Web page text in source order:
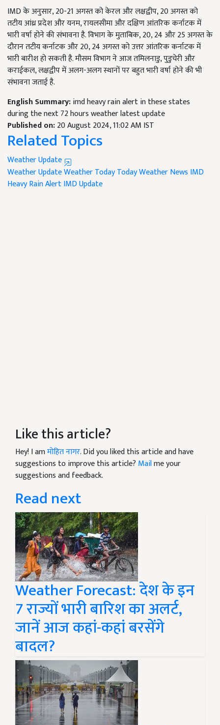
IMD के अनुसार, 20-21 अगस्त को केरल और लक्षद्वीप, 20 अगस्त को
तटीय आंध्र प्रदेश और यनम, रायलसीमा और दक्षिण आंतरिक कर्नाटक में
भारी वर्षा होने की संभावना है. विभाग के मुताबिक, 20, 24 और 25 अगस्त के
दौरान तटीय कर्नाटक और 20, 24 अगस्त को उत्तर आंतरिक कर्नाटक में
भारी बारीश हो सकती है. मौसम विभाग ने आज तमिलनाडु, पुडुचेरी और
कराईकल, लक्षद्वीप में अलग-अलग स्थानों पर बहुत भारी वर्षा होने की भी
संभावना जताई है.
English Summary:imd heavy rain alert in these states
during the next 72 hours weather latest update
Published on:20 August 2024, 11:02 AM IST
Related Topics
Weather Update
Weather UpdateWeather TodayToday Weather News IMD
Heavy Rain AlertIMD Update
Like this article?
Hey! I amमोहित नागर. Did you liked this article and have
suggestions to improve this article? Mailme your
suggestions and feedback.
Read next
Weather Forecast: देश के इन
7 राज्यों भारी बारिश का अलर्ट,
जानें आज कहां-कहां बरसेंगे
बादल?